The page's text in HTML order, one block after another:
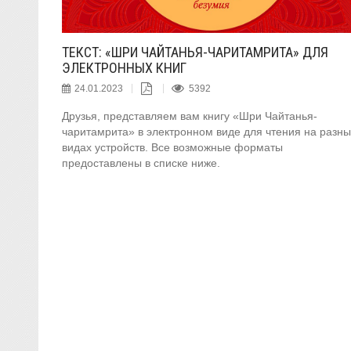
ТЕКСТ: «ШРИ ЧАЙТАНЬЯ-ЧАРИТАМРИТА» ДЛЯ
ЭЛЕКТРОННЫХ КНИГ
24.01.2023 5392
Друзья, представляем вам книгу «Шри Чайтанья-
чаритамрита» в электронном виде для чтения на
видах устройств. Все возможные форматы
предоставлены в списке ниже.